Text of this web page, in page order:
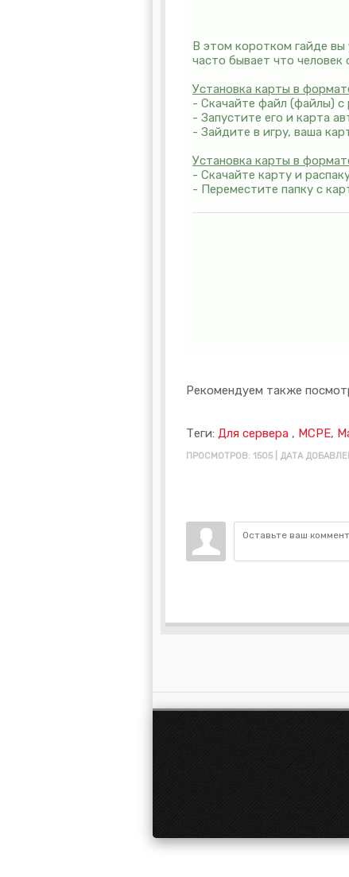
В этом коротком гайде вы
часто бывает что человек
Уcтaнoвкa кapты в
- Cкaчaйтe фaйл (фaйлы)
- Зaпycтитe eгo и кapтa
- Зaйдитe в игpy, вaшa
Уcтaнoвкa кapты в
- Cкaчaйтe кapтy и
- Пepeмecтитe пaпкy c
Рекомендуем также
Теги: Для сервера , MCPE,
ПРОСМОТРОВ: 1505 | ДАТА